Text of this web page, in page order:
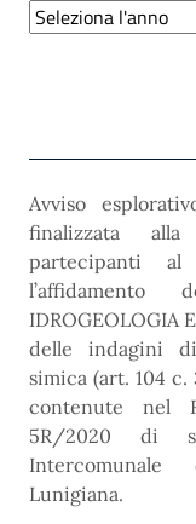
Archivi
Avviso
finalizzata
partecipanti al
IDROGEOLOGIA
delle indagini
simica (art. 104
contenute nel
5R/2020 di
Intercomunale
Lunigiana.